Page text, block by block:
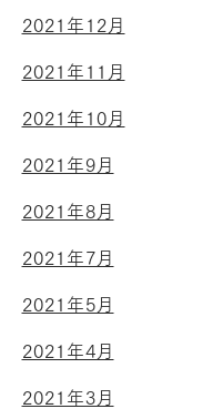
2021年12月
2021年11月
2021年10月
2021年9月
2021年8月
2021年7月
2021年5月
2021年4月
2021年3月